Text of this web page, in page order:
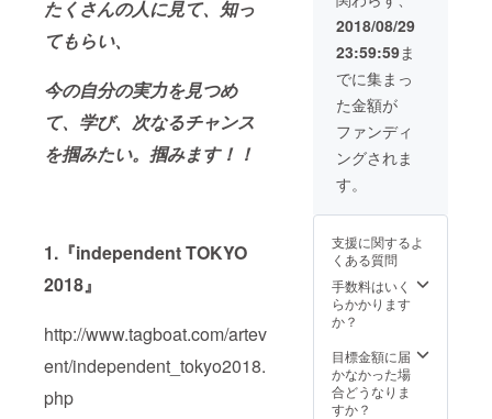
たくさんの人に見て、知っ
てもらい、
今の自分の実力を見つめ
て、学び、次なるチャンス
を掴みたい。掴みます！！
1.『independent TOKYO
2018』
http://www.tagboat.com/artev
ent/independent_tokyo2018.
php
イン入)
+ 心を
込めた
お礼の
お手紙
+ ス
テッ
カー1枚
+ 現場
ル(写真
2018/08/29
23:59:59ま
でに集まっ
た金額が
ファンディ
ングされま
す。
支援に関するよ
くある質問
手数料はいく
らかかります
か？
目標金額に届
かなかった場
合どうなりま
すか？